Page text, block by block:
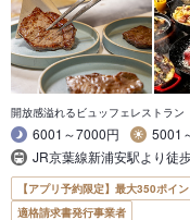
開放感溢れるビュッフェレストラン
6001～7000円
5001
JR京葉線新浦安駅より徒
【アプリ予約限定】最大350ポイ
適格請求書発行事業者